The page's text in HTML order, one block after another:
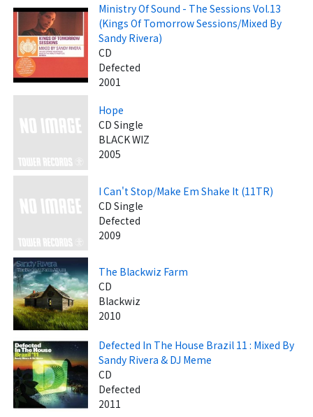
Ministry Of Sound - The Sessions Vol.13
(Kings Of Tomorrow Sessions/Mixed By
Sandy Rivera)
CD
Defected
2001
Hope
CD Single
BLACK WIZ
2005
I Can't Stop/Make Em Shake It (11TR)
CD Single
Defected
2009
The Blackwiz Farm
CD
Blackwiz
2010
Defected In The House Brazil 11 : Mixed By
Sandy Rivera & DJ Meme
CD
Defected
2011